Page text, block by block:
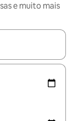
e muito mais
explore-os